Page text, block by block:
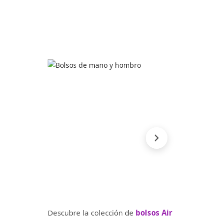
Descubre la colección de bolsos Air